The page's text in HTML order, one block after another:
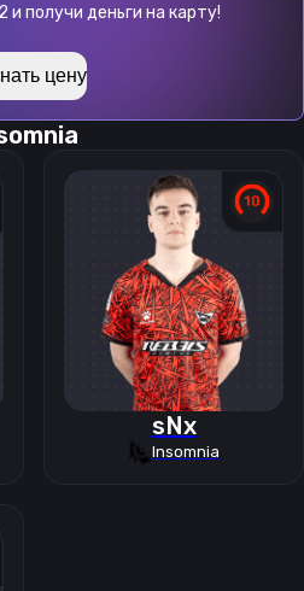
и получи деньги на карту!
цену
sNx
Insomnia